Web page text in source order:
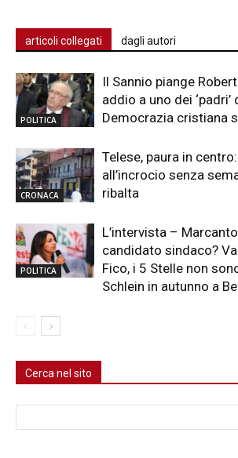
articoli collegati dagli autori
POLITICA
Il Sannio piange
addio a uno dei ‘padri’
Democrazia cristiana
CRONACA
Telese, paura in
all’incrocio senza
ribalta
POLITICA
L’intervista –
candidato sindaco?
Fico, i 5 Stelle non
Schlein in autunno a
Cerca nel sito